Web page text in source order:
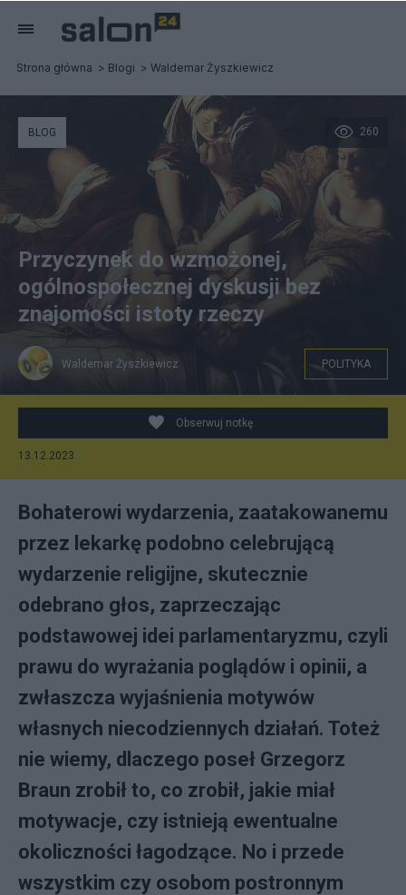
Strona główna Blogi Waldemar Żyszkiewicz
#prawo cytatu Gentileschi_Judyta
260
BLOG
Przyczynek do wzmożonej,
ogólnospołecznej dyskusji bez
znajomości istoty rzeczy
Waldemar Żyszkiewicz POLITYKA
Obserwuj notkę
13.12.2023
Bohaterowi wydarzenia, zaatakowanemu
przez lekarkę podobno celebrującą
wydarzenie religijne, skutecznie
odebrano głos, zaprzeczając
podstawowej idei parlamentaryzmu, czyli
prawu do wyrażania poglądów i opinii, a
zwłaszcza wyjaśnienia motywów
własnych niecodziennych działań. Toteż
nie wiemy, dlaczego poseł Grzegorz
Braun zrobił to, co zrobił, jakie miał
motywacje, czy istnieją ewentualne
okoliczności łagodzące. No i przede
wszystkim czy osobom postronnym